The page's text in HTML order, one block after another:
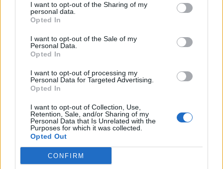
I want to opt-out of the Sharing of my
personal data.
Opted In
I want to opt-out of the Sale of my
Personal Data.
Opted In
I want to opt-out of processing my
Personal Data for Targeted Advertising.
Opted In
I want to opt-out of Collection, Use,
Retention, Sale, and/or Sharing of my
Personal Data that Is Unrelated with the
Purposes for which it was collected.
Opted Out
CONFIRM